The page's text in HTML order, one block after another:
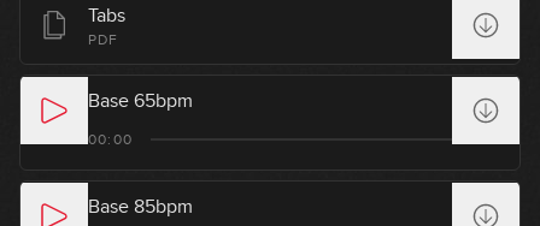
Tabs
PDF
Base 65bpm
00:00
Base 85bpm
09:12
#93: Groove con notas semimudas
GRATIS
07:54